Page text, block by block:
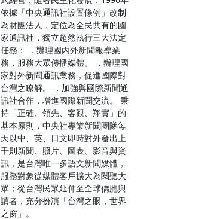
依據「中央通訊社設置條例」改制
為財團法人，定位為全民共有的國
家通訊社，獨立超然執行三大法定
任務： ．辦理國內外新聞報導業
務，服務大眾傳播媒體。 ．辦理國
家對外新聞通訊業務，促進國際對
台灣之瞭解。 ．加強與國際新聞通
訊社合作，增進國際新聞交流。 秉
持「正確、領先、客觀、翔實」的
基本原則，中央社專業新聞團隊每
天以中、英、日文即時對外發出上
千則新聞、照片、圖表、影音與資
訊，是台灣唯一多語文新聞媒體，
服務對象從媒體客戶擴大為閱聽大
眾；從台灣民眾延伸至全球僑胞與
讀者，充分扮演「台灣之眼，世界
之窗」。